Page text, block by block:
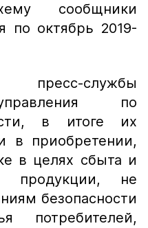
сообщники
по октябрь 2019-
службы
по
в итоге их
в приобретении,
в целях сбыта и
продукции, не
безопасности
потребителей,